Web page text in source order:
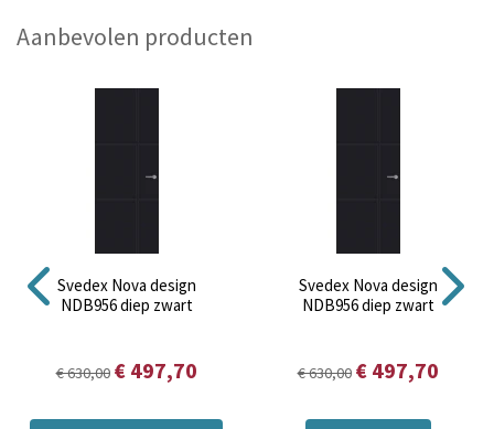
Aanbevolen producten
Svedex Nova design
NDB956 diep zwart
€ 630,00 € 497,70
Svedex Nova design
NDB956 diep zwart
€ 630,00 € 497,70